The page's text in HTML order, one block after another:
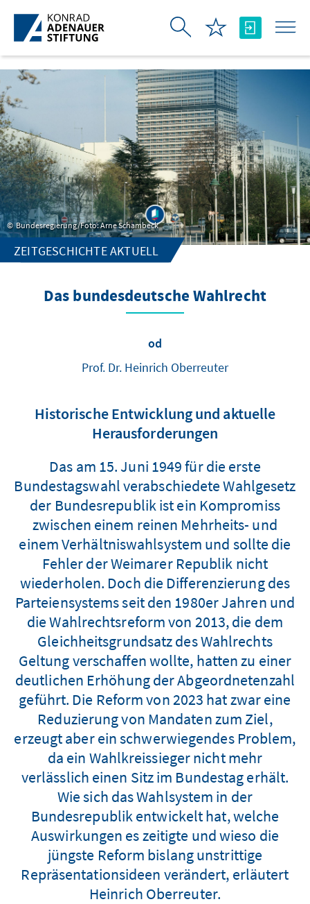
Skip to Main Content
Bundesregierung/Foto: Arne Schambeck
ZEITGESCHICHTE AKTUELL
Das bundesdeutsche Wahlrecht
od
Prof. Dr. Heinrich Oberreuter
Historische Entwicklung und aktuelle
Herausforderungen
Das am 15. Juni 1949 für die erste
Bundestagswahl verabschiedete Wahlgesetz
der Bundesrepublik ist ein Kompromiss
zwischen einem reinen Mehrheits- und
einem Verhältniswahlsystem und sollte die
Fehler der Weimarer Republik nicht
wiederholen. Doch die Differenzierung des
Parteiensystems seit den 1980er Jahren und
die Wahlrechtsreform von 2013, die dem
Gleichheitsgrundsatz des Wahlrechts
Geltung verschaffen wollte, hatten zu einer
deutlichen Erhöhung der Abgeordnetenzahl
geführt. Die Reform von 2023 hat zwar eine
Reduzierung von Mandaten zum Ziel,
erzeugt aber ein schwerwiegendes Problem,
da ein Wahlkreissieger nicht mehr
verlässlich einen Sitz im Bundestag erhält.
Wie sich das Wahlsystem in der
Bundesrepublik entwickelt hat, welche
Auswirkungen es zeitigte und wieso die
jüngste Reform bislang unstrittige
Repräsentationsideen verändert, erläutert
Heinrich Oberreuter.